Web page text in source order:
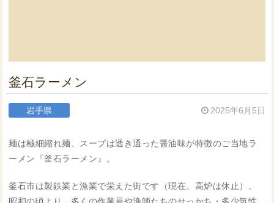
釜石ラーメン
岩手県 2025年6月5日
麺は極細縮れ麺、スープは透き通った醤油味が特徴のご当地ラ
ーメン『釜石ラーメン』。
釜石市は製鉄業と漁業で栄えた街です（現在、高炉は休止）。